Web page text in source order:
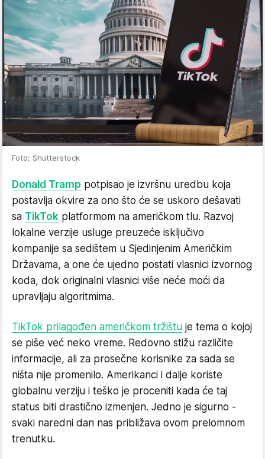
Foto: Shutterstock
Donald Tramp potpisao je izvršnu uredbu koja
postavlja okvire za ono što će se uskoro dešavati
sa TikTok platformom na američkom tlu. Razvoj
lokalne verzije usluge preuzeće isključivo
kompanije sa sedištem u Sjedinjenim Američkim
Državama, a one će ujedno postati vlasnici izvornog
koda, dok originalni vlasnici više neće moći da
upravljaju algoritmima.
TikTok prilagođen američkom tržištu je tema o kojoj
se piše već neko vreme. Redovno stižu različite
informacije, ali za prosečne korisnike za sada se
ništa nije promenilo. Amerikanci i dalje koriste
globalnu verziju i teško je proceniti kada će taj
status biti drastično izmenjen. Jedno je sigurno -
svaki naredni dan nas približava ovom prelomnom
trenutku.